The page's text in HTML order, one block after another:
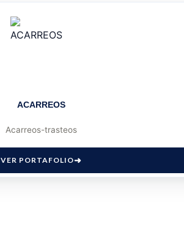
ACARREOS
Acarreos-trasteos
VER PORTAFOLIO